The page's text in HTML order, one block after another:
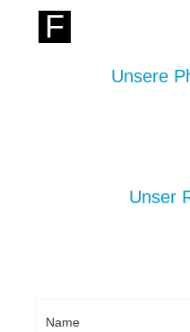
F
Unsere
Unser
Name